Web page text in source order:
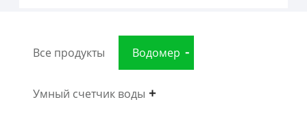
Все продукты Водомер
Умный счетчик воды